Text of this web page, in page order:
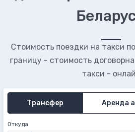
Стоимость поездки на такси
границу - стоимость
такси -
Трансфер Аренда
Откуда